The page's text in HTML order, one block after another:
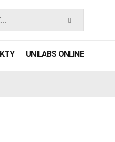
UNILABS ONLINE